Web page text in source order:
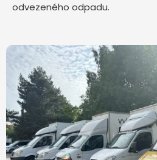
odvezeného odpadu.